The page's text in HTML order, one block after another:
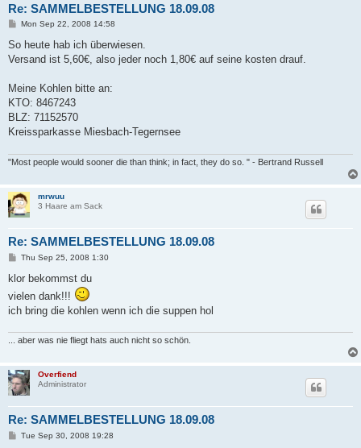
Re: SAMMELBESTELLUNG 18.09.08
P
s
Mon Sep 22, 2008 14:58
So heute hab ich überwiesen.
Versand ist 5,60€, also jeder noch 1,80€ auf seine kosten drauf.
Meine Kohlen bitte an:
KTO: 8467243
BLZ: 71152570
Kreissparkasse Miesbach-Tegernsee
"Most people would sooner die than think; in fact, they do so. " - Bertrand Russell
mrwuu
3 Haare am Sack
Re: SAMMELBESTELLUNG 18.09.08
P
s
Thu Sep 25, 2008 1:30
klor bekommst du
vielen dank!!!
ich bring die kohlen wenn ich die suppen hol
... aber was nie fliegt hats auch nicht so schön.
Overfiend
Administrator
Re: SAMMELBESTELLUNG 18.09.08
PTue Sep 30, 2008 19:28